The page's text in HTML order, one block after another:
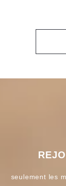
seulement les